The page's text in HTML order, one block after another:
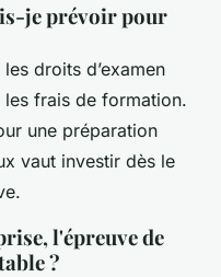
je prévoir pour
droits d’examen
les frais de formation.
une préparation
vaut investir dès le
l'épreuve de
?